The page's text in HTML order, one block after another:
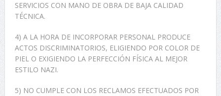
SERVICIOS CON MANO DE OBRA DE BAJA CALIDAD
TÉCNICA.
4) A LA HORA DE INCORPORAR PERSONAL PRODUCE
ACTOS DISCRIMINATORIOS, ELIGIENDO POR COLOR DE
PIEL O EXIGIENDO LA PERFECCIÓN FÍSICA AL MEJOR
ESTILO NAZI.
5) NO CUMPLE CON LOS RECLAMOS EFECTUADOS POR